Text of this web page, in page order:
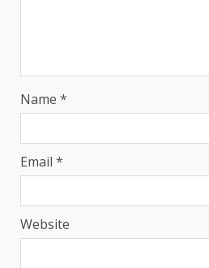
Name *
Email *
Website